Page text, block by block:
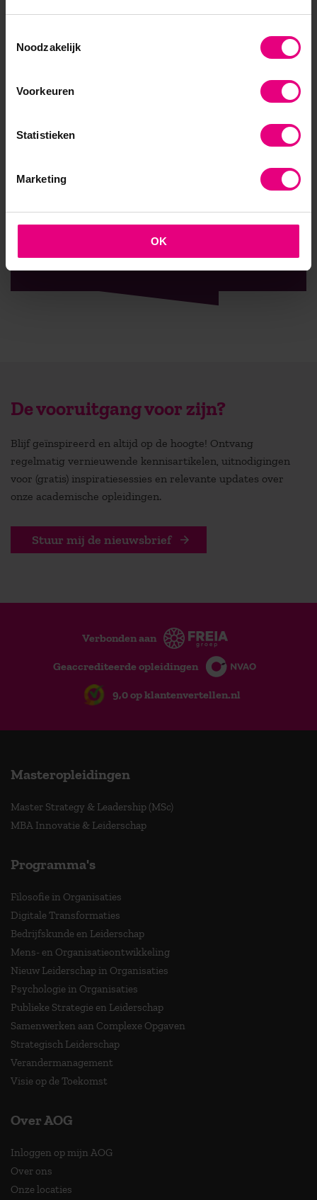
Noodzakelijk
Voorkeuren
Statistieken
Marketing
OK
9,0 op klantenvertellen.nl
AOG School Of Management
- Faculteit overstijgend
- Samen leren en reflecteren
- Praktijkgericht en persoonlijk
De vooruitgang voor zijn?
Blijf geïnspireerd en altijd op de hoogte! Ontvang
regelmatig vernieuwende kennisartikelen, uitnodigingen
voor (gratis) inspiratiesessies en relevante updates over
onze academische opleidingen.
Stuur mij de nieuwsbrief
Verbonden aan
Geaccrediteerde opleidingen
9,0 op klantenvertellen.nl
Masteropleidingen
Master Strategy & Leadership (MSc)
MBA Innovatie & Leiderschap
Programma's
Filosofie in Organisaties
Digitale Transformaties
Bedrijfskunde en Leiderschap
Mens- en Organisatieontwikkeling
Nieuw Leiderschap in Organisaties
Psychologie in Organisaties
Publieke Strategie en Leiderschap
Samenwerken aan Complexe Opgaven
Strategisch Leiderschap
Verandermanagement
Visie op de Toekomst
Over AOG
Inloggen op mijn AOG
Over ons
Onze locaties